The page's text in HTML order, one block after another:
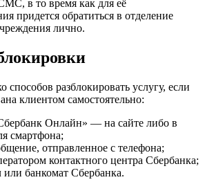
в то время как для её
придется обратиться в отделение
лично.
способов разблокировать услугу, если
клиентом самостоятельно:
Онлайн» — на сайте либо в
смартфона;
отправленное с телефона;
контактного центра Сбербанка;
или банкомат Сбербанка.